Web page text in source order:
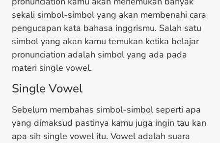
sekali simbol-simbol yang akan membenahi cara
pengucapan kata bahasa inggrismu. Salah satu
simbol yang akan kamu temukan ketika belajar
pronunciation adalah simbol yang ada pada
materi single vowel.
Single Vowel
Sebelum membahas simbol-simbol seperti apa
yang dimaksud pastinya kamu juga ingin tau kan
apa sih single vowel itu. Vowel adalah suara